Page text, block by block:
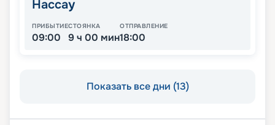
Нассау
ПРИБЫТИЕ
09:00
СТОЯНКА
9 ч 00 мин
ОТПРАВЛЕНИЕ
18:00
Показать все дни (13)